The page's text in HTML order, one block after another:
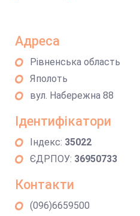
Адреса
Рівненська область
Яполоть
вул. Набережна 88
Ідентифікатори
Індекс: 35022
ЄДРПОУ: 36950733
Контакти
(096)6659500